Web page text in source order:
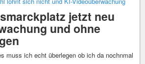
jetzt neu
und ohne
muss ich echt überlegen ob ich da nochnmal